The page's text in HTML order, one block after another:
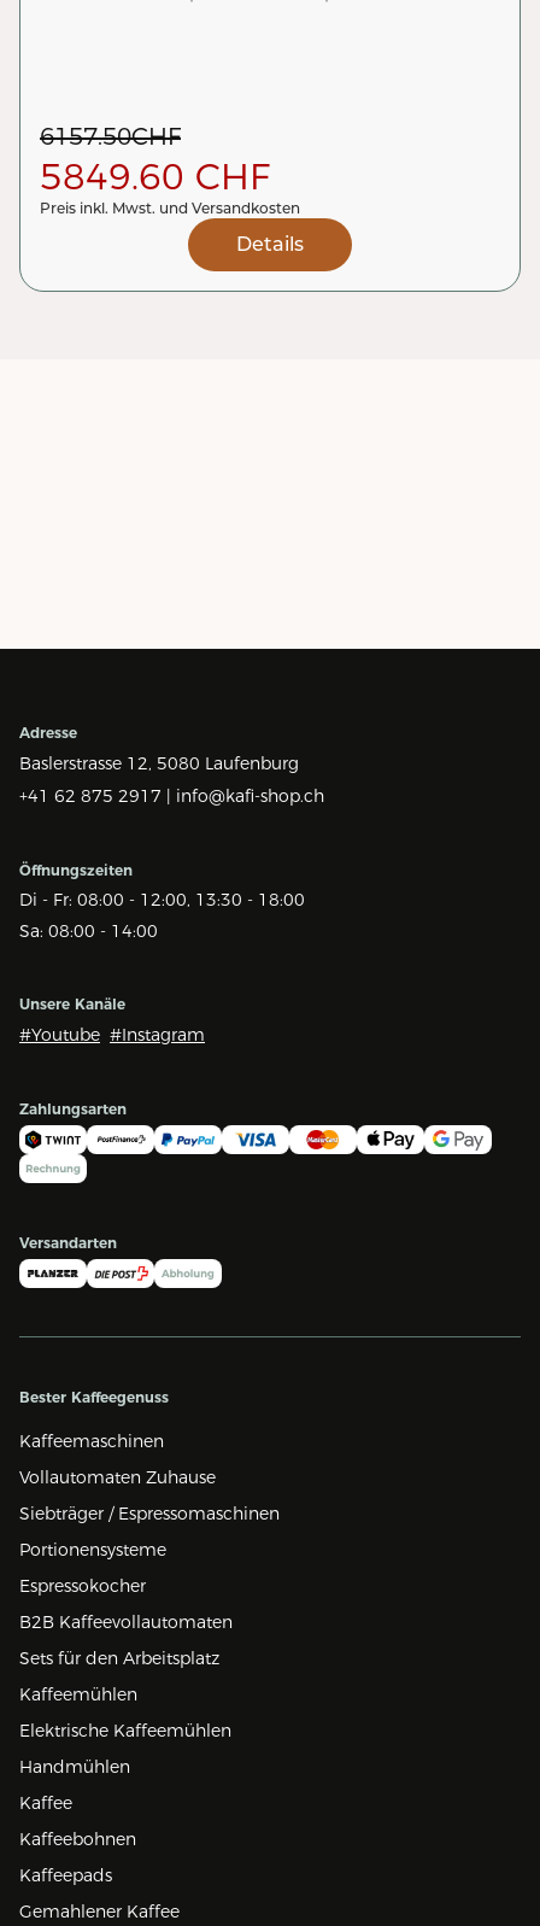
6157.50CHF
5849.60 CHF
Preis inkl. Mwst. und Versandkosten
Details
Adresse
Baslerstrasse 12, 5080 Laufenburg
+41 62 875 2917 | info@kafi-shop.ch
Öffnungszeiten
Di - Fr: 08:00 - 12:00, 13:30 - 18:00
Sa: 08:00 - 14:00
Unsere Kanäle
#Youtube #Instagram
Zahlungsarten
Versandarten
Bester Kaffeegenuss
Kaffeemaschinen
Vollautomaten Zuhause
Siebträger / Espressomaschinen
Portionensysteme
Espressokocher
B2B Kaffeevollautomaten
Sets für den Arbeitsplatz
Kaffeemühlen
Elektrische Kaffeemühlen
Handmühlen
Kaffee
Kaffeebohnen
Kaffeepads
Gemahlener Kaffee